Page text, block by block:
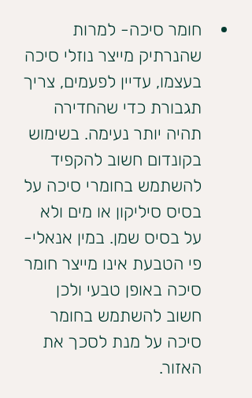
חומר סיכה- למרות
שהנרתיק מייצר נוזלי סיכה
בעצמו, עדיין לפעמים, צריך
תגבורת כדי שהחדירה
תהיה יותר נעימה. בשימוש
בקונדום חשוב להקפיד
להשתמש בחומרי סיכה על
בסיס סיליקון או מים ולא
על בסיס שמן. במין אנאלי-
פי הטבעת אינו מייצר חומר
סיכה באופן טבעי ולכן
חשוב להשתמש בחומר
סיכה על מנת לסכך את
האזור.